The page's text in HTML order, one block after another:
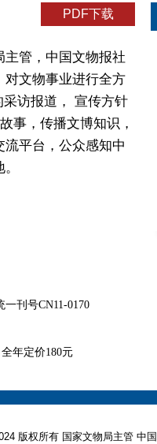
PDF下载
管，中国文物报社
对文物事业进行全方
访报道， 宣传方针
事，传播文博知识，
平台，公众感知中
刊号CN11-0170
年定价180元
版权所有 国家文物局主管